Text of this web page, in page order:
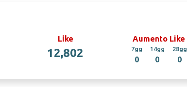
Like
12,802
Aumento Like
7gg
0
14gg
0
28gg
0